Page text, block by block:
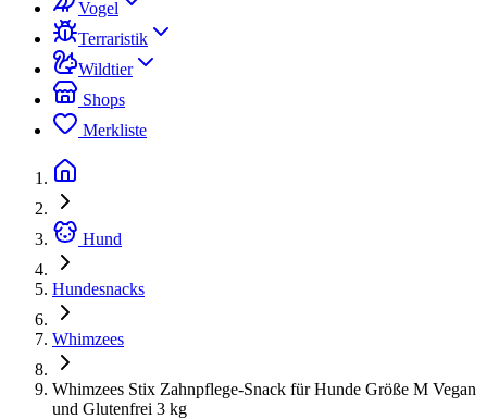
Vogel
Terraristik
Wildtier
Shops
Merkliste
Hund
Hundesnacks
Whimzees
Whimzees Stix Zahnpflege-Snack für Hunde Größe M Vegan
und Glutenfrei 3 kg